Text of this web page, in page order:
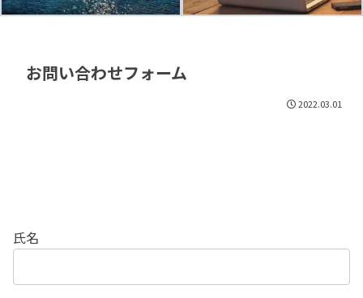
お問い合わせフォーム
2022.03.01
氏名